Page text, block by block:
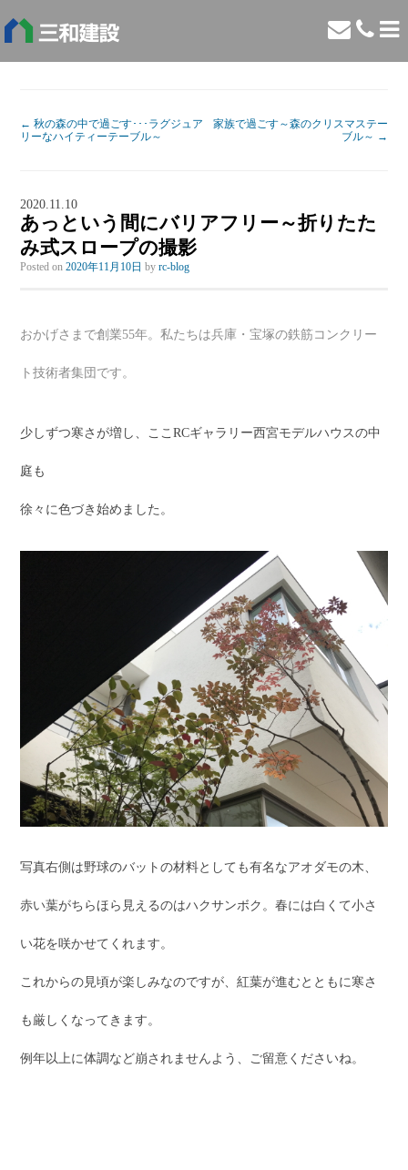
← 秋の森の中で過ごす･･･ラグジュア
リーなハイティーテーブル～
家族で過ごす～森のクリスマステー
ブル～ →
2020.11.10
あっという間にバリアフリー～折りたた
み式スロープの撮影
Posted on2020年11月10日 byrc-blog
おかげさまで創業55年。私たちは兵庫・宝塚の鉄筋コンクリー
ト技術者集団です。
少しずつ寒さが増し、ここRCギャラリー西宮モデルハウスの中
庭も
徐々に色づき始めました。
写真右側は野球のバットの材料としても有名なアオダモの木、
赤い葉がちらほら見えるのはハクサンボク。春には白くて小さ
い花を咲かせてくれます。
これからの見頃が楽しみなのですが、紅葉が進むとともに寒さ
も厳しくなってきます。
例年以上に体調など崩されませんよう、ご留意くださいね。